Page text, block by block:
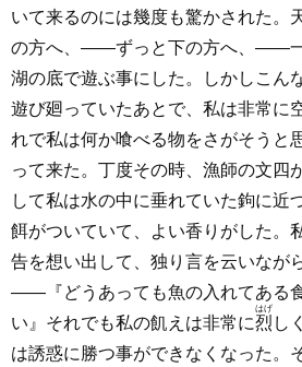
いて来るのには幾度も驚かされた。
の方へ、――ずっと下の方へ、――
湖の底で遊ぶ事にした。しかしこん
遊び廻っていたあとで、私は非常に
れで私は何か喰べる物をさがそうと
って来た。丁度その時、漁師の文四
して私は水の中に垂れていた鉤に近
餌がついていて、よい香りがした。
告を想い出して、独り言を云いなが
――『どうあっても魚の入れてある
い』それでも私の飢えは非常に烈
はげ
し
は誘惑に勝つ事ができなくなった。